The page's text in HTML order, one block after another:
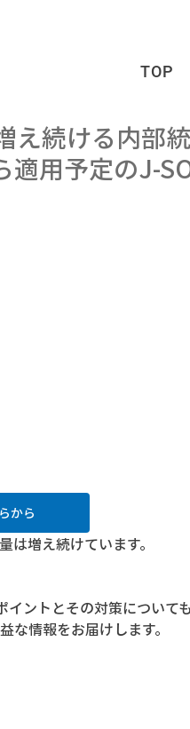
TOP
え続ける内部
用予定のJ-
から
増え続けています。
ントとその対策についても
情報をお届けします。